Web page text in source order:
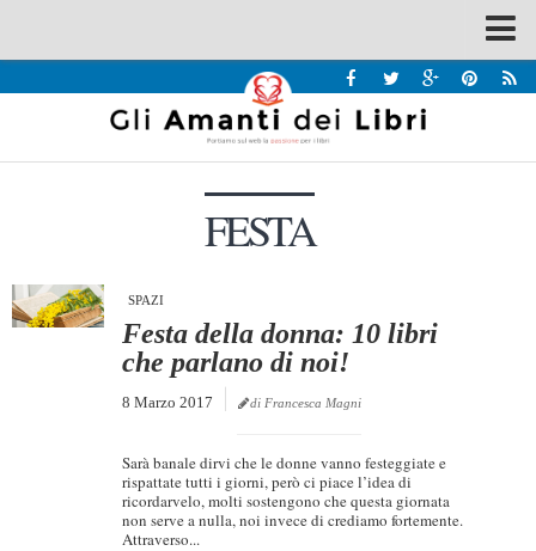
Recensioni
Interviste & Incontri
Chi siamo
FESTA
SPAZI
Festa della donna: 10 libri
che parlano di noi!
8 Marzo 2017 di Francesca Magni
Sarà banale dirvi che le donne vanno festeggiate e
rispattate tutti i giorni, però ci piace l’idea di
ricordarvelo, molti sostengono che questa giornata
non serve a nulla, noi invece di crediamo fortemente.
Attraverso...